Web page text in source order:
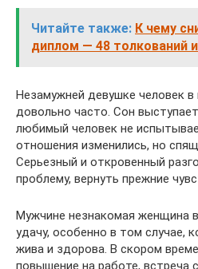
Читайте также: К чему
диплом — 48 толкований
Незамужней девушке человек
довольно часто. Сон
любимый человек не
отношения изменились, но
Серьезный и откровенный
проблему, вернуть прежние
Мужчине незнакомая женщина
удачу, особенно в том случае,
жива и здорова. В скором
повышение на работе, встреча